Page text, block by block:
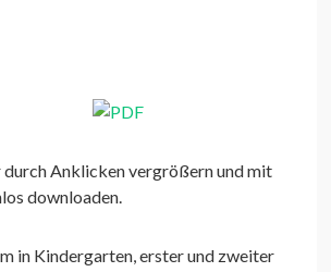
Anklicken vergrößern und mit
downloaden.
in Kindergarten, erster und zweiter